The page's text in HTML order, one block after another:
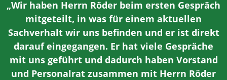
„Wir haben Herrn Röder beim ersten Gespräch
mitgeteilt, in was für einem aktuellen
Sachverhalt wir uns befinden und er ist direkt
darauf eingegangen. Er hat viele Gespräche
mit uns geführt und dadurch haben Vorstand
und Personalrat zusammen mit Herrn Röder